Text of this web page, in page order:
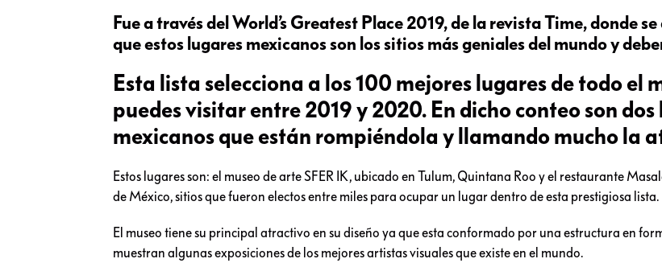
Fue a través del World’s Greatest Place 2019, de la revista Time, donde
que estos lugares mexicanos son los sitios más geniales del mundo y
Esta lista selecciona a los 100 mejores lugares de todo el
puedes visitar entre 2019 y 2020. En dicho conteo son dos
mexicanos que están rompiéndola y llamando mucho la
Estos lugares son: el museo de arte SFER IK, ubicado en Tulum, Quintana Roo y el restaurante
de México, sitios que fueron electos entre miles para ocupar un lugar dentro de esta prestigiosa lista.
El museo tiene su principal atractivo en su diseño ya que esta conformado por una estructura en
muestran algunas exposiciones de los mejores artistas visuales que existe en el mundo.